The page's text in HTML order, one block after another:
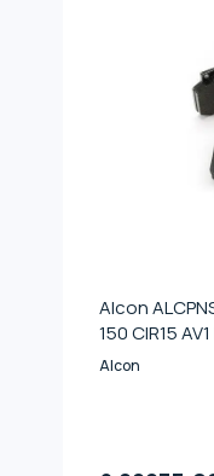
Alcon
150 CIR15
Alcon